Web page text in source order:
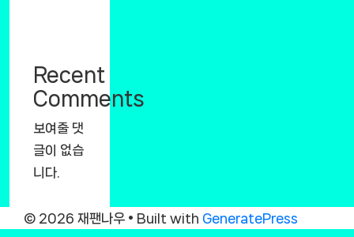
Recent
Comments
보여줄 댓
글이 없습
니다.
© 2026 재팬나우 • Built with GeneratePress